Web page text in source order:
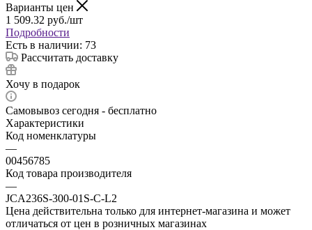
Варианты цен
1 509.32 руб./шт
Подробности
Есть в наличии: 73
Рассчитать доставку
Хочу в подарок
Самовывоз сегодня - бесплатно
Характеристики
Код номенклатуры
—
00456785
Код товара производителя
—
JCA236S-300-01S-C-L2
Цена действительна только для интернет-магазина и может
отличаться от цен в розничных магазинах